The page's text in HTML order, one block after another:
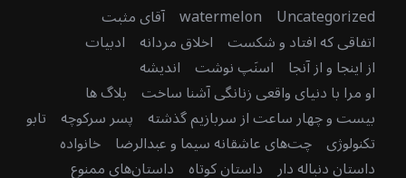
Uncategorized
watermelon آقای مثبت
اتفاقی که افتاد و شکست اخلاق مردانه ادبیات
از اینجا و از آنجا اسنَپ نوشت اندیشه
او مرا با دنیای واقعی زنانگی آشنا ساخت بلاگ ها
بیست و چهار ساعت از سربازیم گذشته پسر سرکوچه تابو
تکنولوژی چت‌های عاشقانه سیما و عبدالرضا خانواده
داستان دنباله دار داستان کوتاه داستان‌های ممنوع